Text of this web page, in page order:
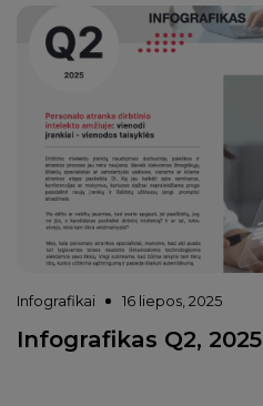
Infografikai 16 liepos, 2025
Infografikas Q2, 2025